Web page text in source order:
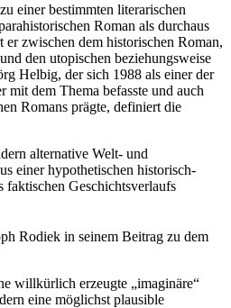
einer bestimmten literarischen
Roman als durchaus
zwischen dem historischen Roman,
den utopischen beziehungsweise
Helbig, der sich 1988 als einer der
mit dem Thema befasste und auch
Romans prägte, definiert die
alternative Welt- und
einer hypothetischen historisch-
Geschichtsverlaufs
Rodiek in seinem Beitrag zu dem
willkürlich erzeugte „imaginäre“
eine möglichst plausible